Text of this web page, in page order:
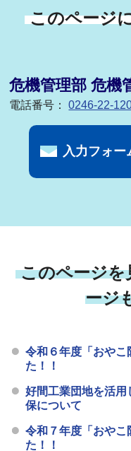
このページ
危機管理部 危機
電話番号：0246-22-
入力フォー
このページ
ージ
令和６年度「おやこ
た！！
好間工業団地を活
保について
令和７年度「おやこ
た！！